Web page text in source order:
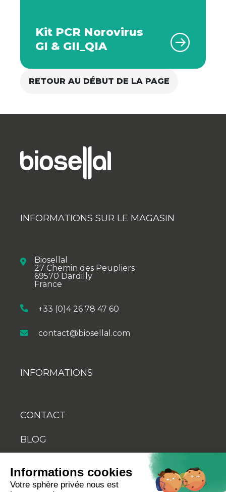
Kit PCR Norovirus
GI & GII_QIA
RETOUR AU DÉBUT DE LA PAGE
INFORMATIONS SUR LE MAGASIN
Biosellal
27 Chemin des Peupliers
69570 Dardilly
France
+33 (0)4 26 78 47 60
contact@biosellal.com
INFORMATIONS
CONTACT
BLOG
Informations cookies
Votre sphère privée nous est